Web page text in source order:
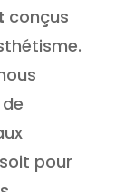
conçus
pour